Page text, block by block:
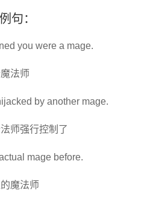
句：
you were a mage.
法师
by another mage.
师强行控制了
mage before.
魔法师